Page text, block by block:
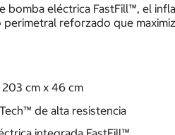
bomba eléctrica FastFill™, el
reforzado que
203 cm x 46 cm
de alta resistencia